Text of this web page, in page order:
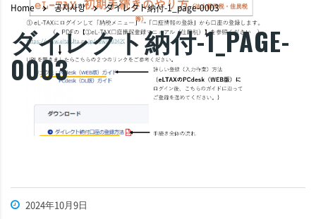
Home 공지사항 ダイレクト納付-1_page-0003
ダイレクト納付-1_PAGE-
0003
2024年10月9日